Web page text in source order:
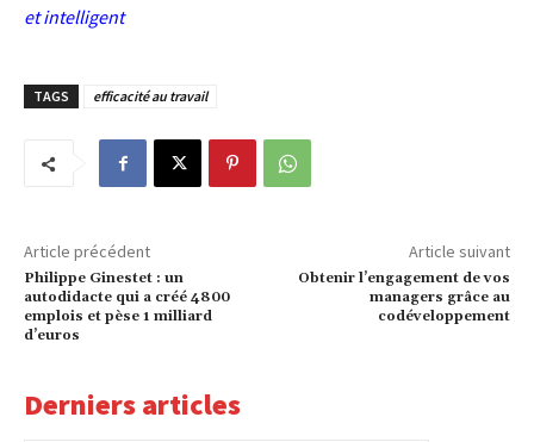
et intelligent
TAGS efficacité au travail
Article précédent
Philippe Ginestet : un
autodidacte qui a créé 4800
emplois et pèse 1 milliard
d’euros
Article suivant
Obtenir l’engagement de vos
managers grâce au
codéveloppement
Derniers articles